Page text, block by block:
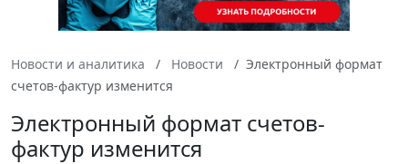
Новости и аналитика Новости
Электронный формат
счетов-фактур изменится
Электронный формат счетов-
фактур изменится